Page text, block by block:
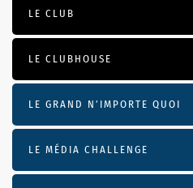
LE CLUB
LE CLUBHOUSE
LE GRAND N’IMPORTE QUOI
LE MÉDIA CHALLENGE